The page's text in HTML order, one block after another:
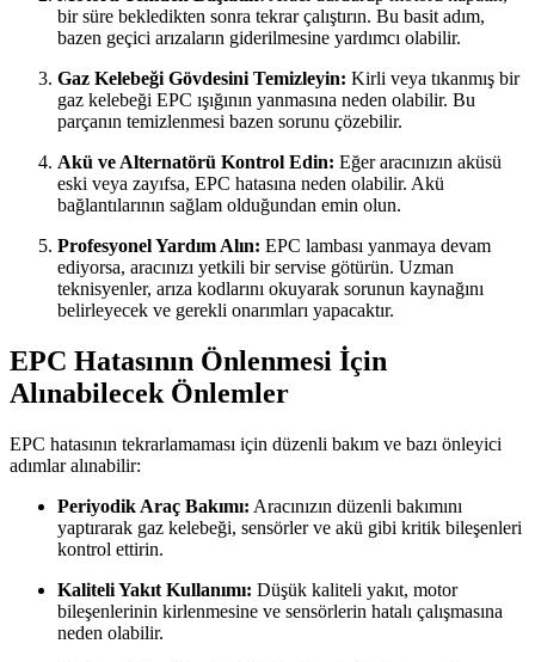
bir süre bekledikten sonra tekrar çalıştırın. Bu basit adım,
bazen geçici arızaların giderilmesine yardımcı olabilir.
Gaz Kelebeği Gövdesini Temizleyin: Kirli veya tıkanmış bir
gaz kelebeği EPC ışığının yanmasına neden olabilir. Bu
parçanın temizlenmesi bazen sorunu çözebilir.
Akü ve Alternatörü Kontrol Edin: Eğer aracınızın aküsü
eski veya zayıfsa, EPC hatasına neden olabilir. Akü
bağlantılarının sağlam olduğundan emin olun.
Profesyonel Yardım Alın: EPC lambası yanmaya devam
ediyorsa, aracınızı yetkili bir servise götürün. Uzman
teknisyenler, arıza kodlarını okuyarak sorunun kaynağını
belirleyecek ve gerekli onarımları yapacaktır.
EPC Hatasının Önlenmesi İçin
Alınabilecek Önlemler
EPC hatasının tekrarlamaması için düzenli bakım ve bazı önleyici
adımlar alınabilir:
Periyodik Araç Bakımı: Aracınızın düzenli bakımını
yaptırarak gaz kelebeği, sensörler ve akü gibi kritik bileşenleri
kontrol ettirin.
Kaliteli Yakıt Kullanımı: Düşük kaliteli yakıt, motor
bileşenlerinin kirlenmesine ve sensörlerin hatalı çalışmasına
neden olabilir.